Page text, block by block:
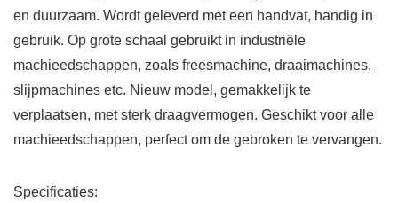
en duurzaam. Wordt geleverd met een handvat, handig in
gebruik. Op grote schaal gebruikt in industriële
machieedschappen, zoals freesmachine, draaimachines,
slijpmachines etc. Nieuw model, gemakkelijk te
verplaatsen, met sterk draagvermogen. Geschikt voor alle
machieedschappen, perfect om de gebroken te vervangen.
Specificaties: